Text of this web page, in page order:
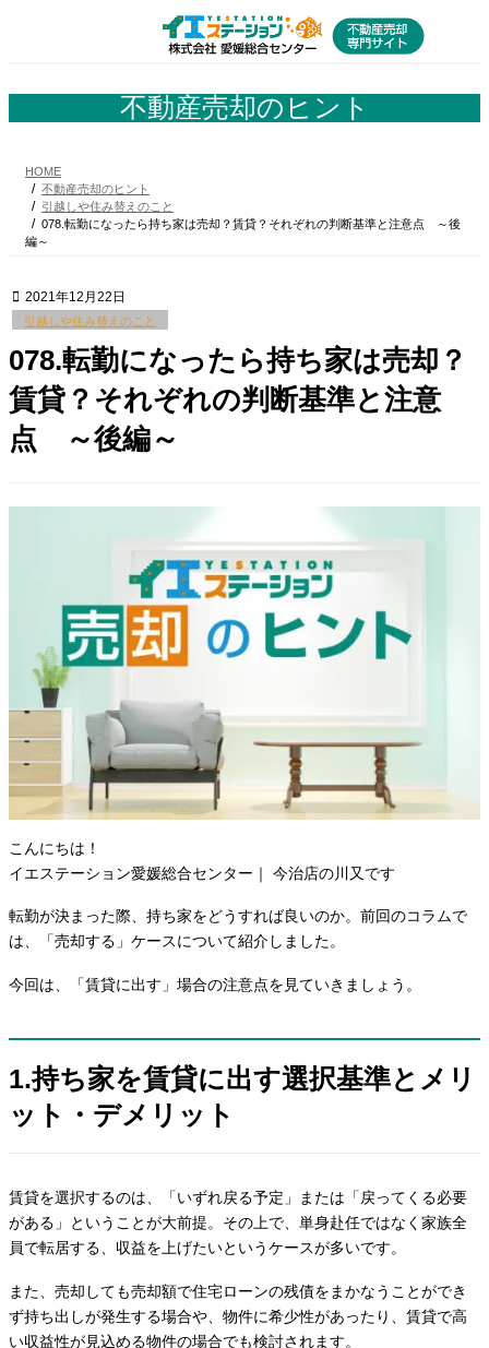
ツ
シ
不動産売却のヒント
HOME
不動産売却のヒント
引越しや住み替えのこと
078.転勤になったら持ち家は売却？賃貸？それぞれの判断基準と注意点 ～後
編～
2021年12月22日
引越しや住み替えのこと
078.転勤になったら持ち家は売却？
賃貸？それぞれの判断基準と注意
点 ～後編～
こんにちは！
イエステーション愛媛総合センター｜ 今治店の川又です
転勤が決まった際、持ち家をどうすれば良いのか。前回のコラムで
は、「売却する」ケースについて紹介しました。
今回は、「賃貸に出す」場合の注意点を見ていきましょう。
1.持ち家を賃貸に出す選択基準とメリ
ット・デメリット
賃貸を選択するのは、「いずれ戻る予定」または「戻ってくる必要
がある」ということが大前提。その上で、単身赴任ではなく家族全
員で転居する、収益を上げたいというケースが多いです。
また、売却しても売却額で住宅ローンの残債をまかなうことができ
ず持ち出しが発生する場合や、物件に希少性があったり、賃貸で高
い収益性が見込める物件の場合でも検討されます。